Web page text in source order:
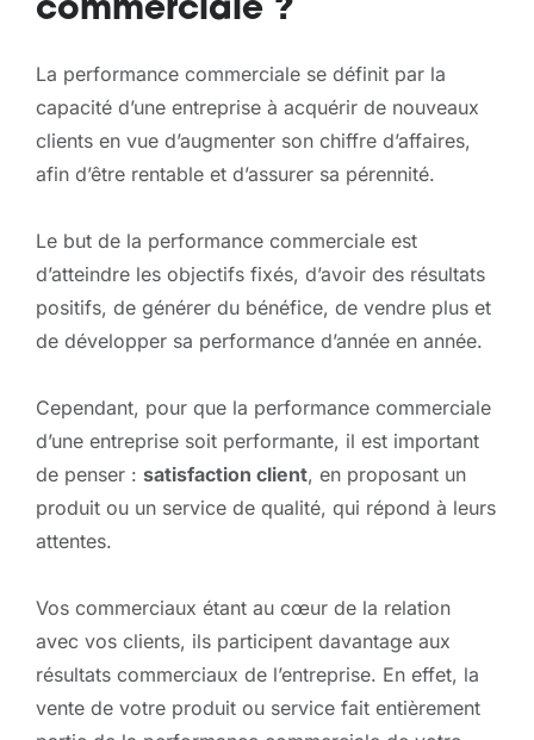
commerciale ?
La performance commerciale se définit par la
capacité d’une entreprise à acquérir de nouveaux
clients en vue d’augmenter son chiffre d’affaires,
afin d’être rentable et d’assurer sa pérennité.
Le but de la performance commerciale est
d’atteindre les objectifs fixés, d’avoir des résultats
positifs, de générer du bénéfice, de vendre plus et
de développer sa performance d’année en année.
Cependant, pour que la performance commerciale
d’une entreprise soit performante, il est important
de penser : satisfaction client, en proposant un
produit ou un service de qualité, qui répond à leurs
attentes.
Vos commerciaux étant au cœur de la relation
avec vos clients, ils participent davantage aux
résultats commerciaux de l’entreprise. En effet, la
vente de votre produit ou service fait entièrement